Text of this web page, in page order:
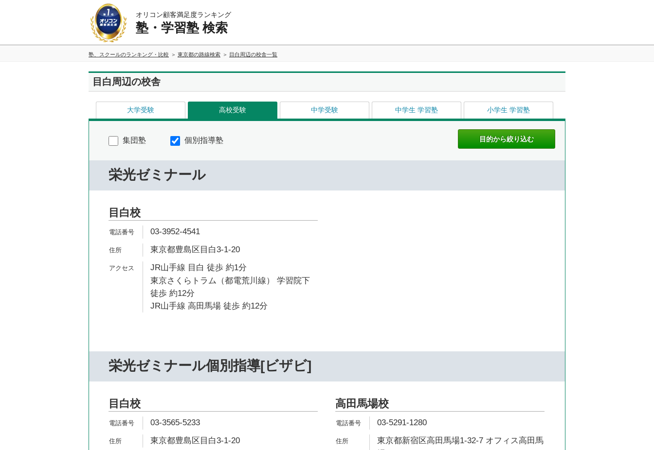
オリコン顧客満足度ランキング
塾・学習塾 検索
塾、スクールのランキング・比較 東京都の路線検索 目白周辺の校舎一覧
目白周辺の校舎
大学受験 高校受験 中学受験 中学生 学習塾 小学生 学習塾
集団塾 個別指導塾
栄光ゼミナール
目白校
03-3952-4541
東京都豊島区目白3-1-20
JR山手線 目白 徒歩 約1分
東京さくらトラム（都電荒川線） 学習院下
徒歩 約12分
JR山手線 高田馬場 徒歩 約12分
栄光ゼミナール個別指導[ビザビ]
目白校
03-3565-5233
東京都豊島区目白3-1-20
高田馬場校
03-5291-1280
東京都新宿区高田馬場1-32-7 オフィス高田馬